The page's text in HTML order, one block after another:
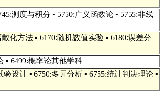
测度与积分 ▪ 5750:广义函数论 ▪ 5755:非线
化方法 ▪ 6170:随机数值实验 ▪ 6180:误差分
▪ 6499:概率论其他学科
设计 ▪ 6750:多元分析 ▪ 6755:统计判决理论 ▪